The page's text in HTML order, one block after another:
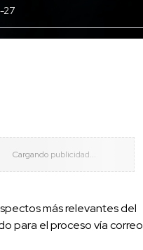
27
más relevantes del
para el proceso vía correo